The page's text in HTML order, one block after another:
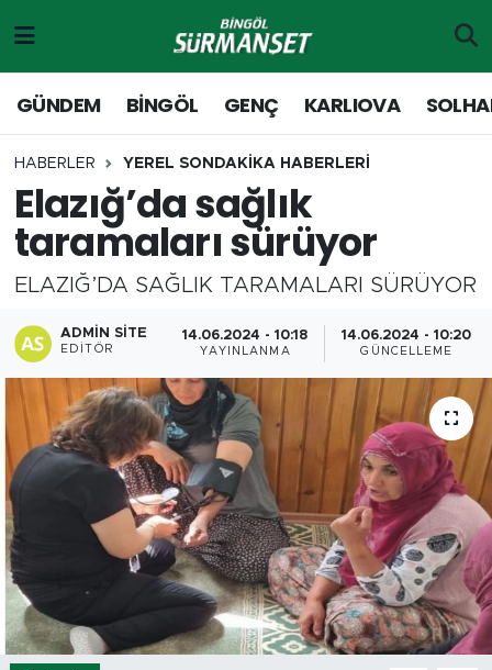
GÜNDEM BİNGÖL GENÇ KARLIOVA
HABERLER YEREL SONDAKİKA HABERLERİ
Elazığ’da sağlık
taramaları sürüyor
ELAZIĞ’DA SAĞLIK TARAMALARI SÜRÜYOR
ADMIN SITE
EDITÖR
14.06.2024 - 10:18
YAYINLANMA
14.06.2024 - 10:20
GÜNCELLEME
Genç
Solhan
Karlıova
MD Prestij Dergisi
Siyaset
Spor
Yaşam
Sağlık
Merkez Hava Durumu
Merkez Trafik Yoğunluk Haritası
Süper Lig Puan Durumu ve Fikstür
Haber Arşivi